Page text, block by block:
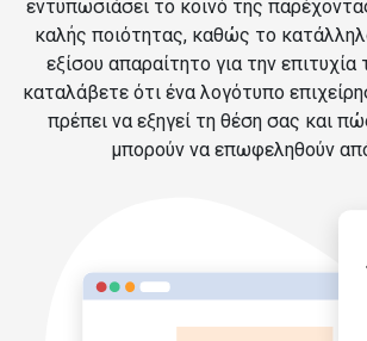
εντυπωσιάσει το κοινό της
καλής ποιότητας, καθώς το
εξίσου απαραίτητο για την επιτυχία
καταλάβετε ότι ένα λογότυπο
πρέπει να εξηγεί τη θέση σας και
μπορούν να επωφεληθούν